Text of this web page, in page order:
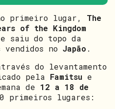
primeiro lugar, The
of the Kingdom
e saiu do topo da
no Japão .
do levantamento
pela Famitsu e
de 12 a 18 de
primeiros lugares: